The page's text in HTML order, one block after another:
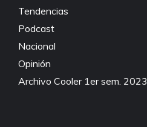
Tendencias
Podcast
Nacional
Opinión
Archivo Cooler 1er sem. 2023